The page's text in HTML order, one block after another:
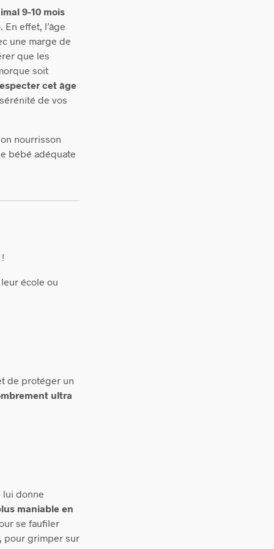
9-10 mois
En effet, l’âge
une marge de
que les
soit
cet âge
de vos
nourrisson
bébé adéquate
école ou
de protéger un
ultra
lui donne
maniable en
se faufiler
pour grimper sur